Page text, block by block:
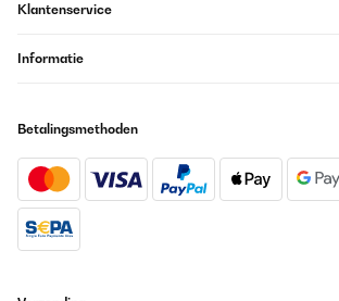
Amazon-Benutzer
Vertaal
Klantenservice
Informatie
Betalingsmethoden